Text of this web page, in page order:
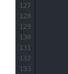
127
128
129
130
131
132
133